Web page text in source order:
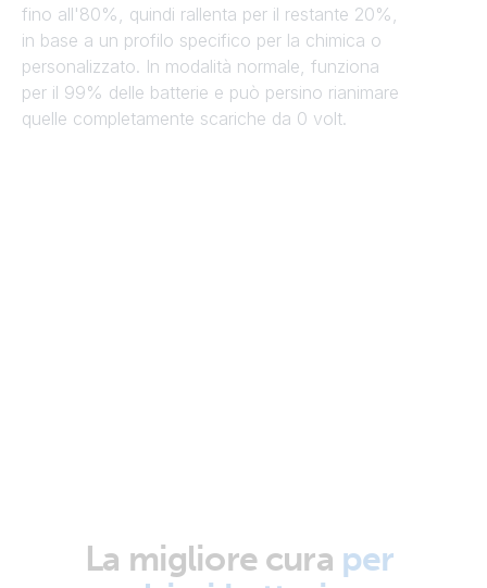
fino all'80%, quindi rallenta per il restante 20%,
in base a un profilo specifico per la chimica o
personalizzato. In modalità normale, funziona
per il 99% delle batterie e può persino rianimare
quelle completamente scariche da 0 volt.
La migliore cura per